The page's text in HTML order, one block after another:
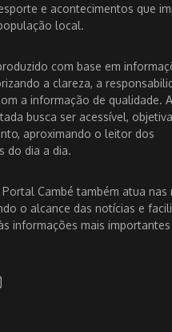
e acontecimentos que
local.
com base em
a clareza, a
a informação de qualidade. A
busca ser acessível,
aproximando o leitor dos
do dia a dia.
Cambé também atua nas
o alcance das notícias e
informações mais importantes